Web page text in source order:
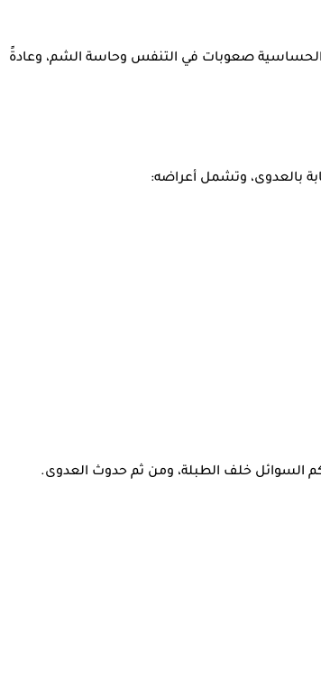
الحساسية صعوبات في التنفس وحاسة الشم، وعادةً
بالعدوى، وتشمل أعراضه:
السوائل خلف الطبلة، ومن ثم حدوث العدوى.